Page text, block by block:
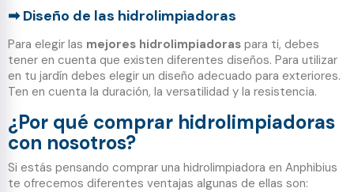
➡ Diseño de las hidrolimpiadoras
Para elegir las mejores hidrolimpiadoras para ti, debes
tener en cuenta que existen diferentes diseños. Para utilizar
en tu jardín debes elegir un diseño adecuado para exteriores.
Ten en cuenta la duración, la versatilidad y la resistencia.
¿Por qué comprar hidrolimpiadoras
con nosotros?
Si estás pensando comprar una hidrolimpiadora en Anphibius
te ofrecemos diferentes ventajas algunas de ellas son: